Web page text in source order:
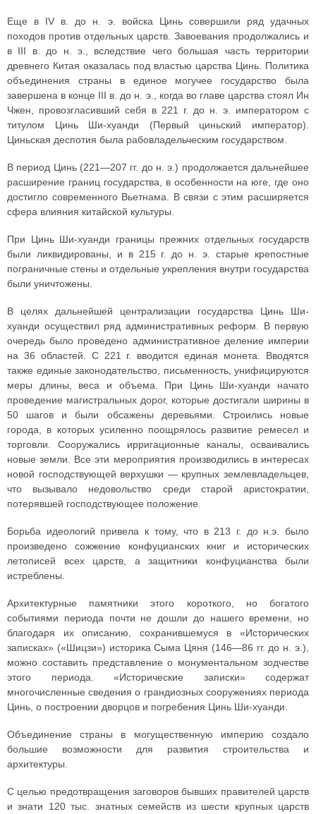
Еще в IV в. до н. э. войска Цинь совершили ряд удачных
походов против отдельных царств. Завоевания продолжались и
в III в. до н. э., вследствие чего большая часть территории
древнего Китая оказалась под властью царства Цинь. Политика
объединения страны в единое могучее государство была
завершена в конце III в. до н. э., когда во главе царства стоял Ин
Чжен, провозгласивший себя в 221 г. до н. э. императором с
титулом Цинь Ши-хуанди (Первый циньский император).
Циньская деспотия была рабовладельческим государством.
В период Цинь (221—207 гг. до н. э.) продолжается дальнейшее
расширение границ государства, в особенности на юге, где оно
достигло современного Вьетнама. В связи с этим расширяется
сфера влияния китайской культуры.
При Цинь Ши-хуанди границы прежних отдельных государств
были ликвидированы, и в 215 г. до н. э. старые крепостные
пограничные стены и отдельные укрепления внутри государства
были уничтожены.
В целях дальнейшей централизации государства Цинь Ши-
хуанди осуществил ряд административных реформ. В первую
очередь было проведено административное деление империи
на 36 областей. С 221 г. вводится единая монета. Вводятся
также единые законодательство, письменность, унифицируются
меры длины, веса и объема. При Цинь Ши-хуанди начато
проведение магистральных дорог, которые достигали ширины в
50 шагов и были обсажены деревьями. Строились новые
города, в которых усиленно поощрялось развитие ремесел и
торговли. Сооружались ирригационные каналы, осваивались
новые земли. Все эти мероприятия производились в интересах
новой господствующей верхушки — крупных землевладельцев,
что вызывало недовольство среди старой аристократии,
потерявшей господствующее положение.
Борьба идеологий привела к тому, что в 213 г. до н.э. было
произведено сожжение конфуцианских книг и исторических
летописей всех царств, а защитники конфуцианства были
истреблены.
Архитектурные памятники этого короткого, но богатого
событиями периода почти не дошли до нашего времени, но
благодаря их описанию, сохранившемуся в «Исторических
записках» («Шицзи») историка Сыма Цяня (146—86 гг. до н. э.),
можно составить представление о монументальном зодчестве
этого периода. «Исторические записки» содержат
многочисленные сведения о грандиозных сооружениях периода
Цинь, о построении дворцов и погребения Цинь Ши-хуанди.
Объединение страны в могущественную империю создало
большие возможности для развития строительства и
архитектуры.
С целью предотвращения заговоров бывших правителей царств
и знати 120 тыс. знатных семейств из шести крупных царств